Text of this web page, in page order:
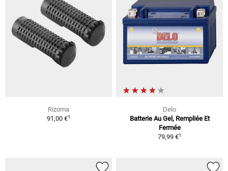
Rizoma
91,00 €1
Delo
Batterie Au Gel, Rempliée Et
Fermée
79,99 €1